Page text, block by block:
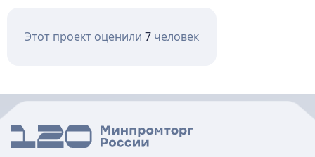
Этот проект оценили 7 человек